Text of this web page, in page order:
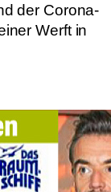
der Corona-
Werft in